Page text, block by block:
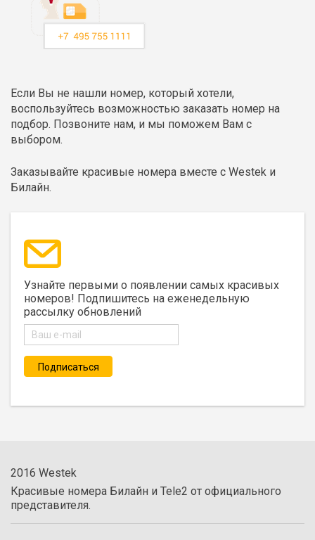
Если Вы не нашли номер, который хотели,
воспользуйтесь возможностью заказать номер на
подбор. Позвоните нам, и мы поможем Вам с
выбором.
Заказывайте красивые номера вместе с Westek и
Билайн.
Узнайте первыми о появлении самых красивых
номеров! Подпишитесь на еженедельную
рассылку обновлений
2016 Westek
Красивые номера Билайн и Tele2 от официального
представителя.